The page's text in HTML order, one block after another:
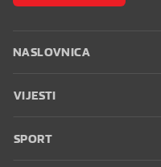
NASLOVNICA
VIJESTI
SPORT